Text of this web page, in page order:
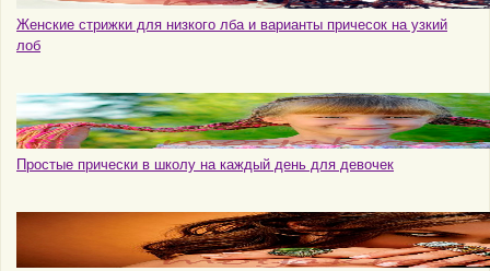
Женские стрижки для низкого лба и варианты причесок на узкий
лоб
Простые прически в школу на каждый день для девочек